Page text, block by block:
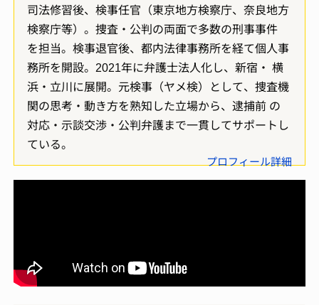
司法修習後、検事任官（東京地方検察庁、奈良地方
検察庁等）。捜査・公判の両面で多数の刑事事件
を担当。検事退官後、都内法律事務所を経て個人事
務所を開設。2021年に弁護士法人化し、新宿・ 横
浜・立川に展開。元検事（ヤメ検）として、捜査機
関の思考・動き方を熟知した立場から、逮捕前 の
対応・示談交渉・公判弁護まで一貫してサポートし
ている。
プロフィール詳細